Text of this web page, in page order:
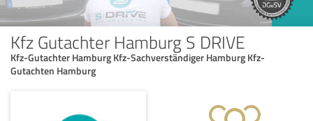
Kfz Gutachter Hamburg S DRIVE
Kfz-Gutachter Hamburg Kfz-Sachverständiger Hamburg Kfz-
Gutachten Hamburg